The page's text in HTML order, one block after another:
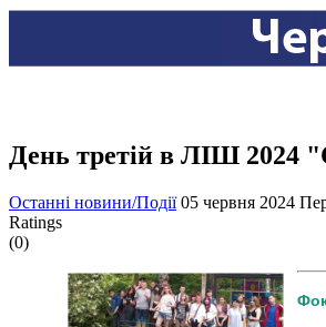
День третій в ЛІШ
Останні новини/Події 05 червня 2024
Ratings
(0)